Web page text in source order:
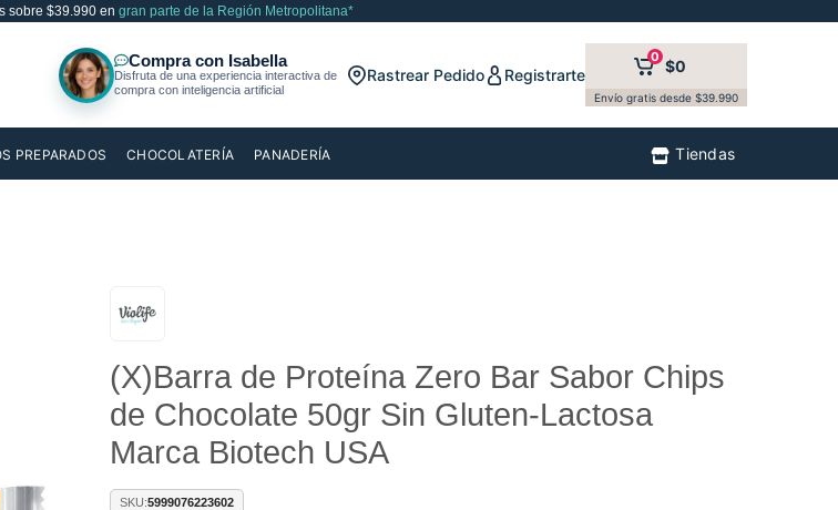
sobre $39.990 en gran parte de la Región Metropolitana*
Rastrear Pedido Registrarte
0 $0
Envío gratis desde $39.990
PREPARADOS CHOCOLATERÍA PANADERÍA Tiendas
(X)Barra de Proteína Zero Bar Sabor Chips
de Chocolate 50gr Sin Gluten-Lactosa
Marca Biotech USA
SKU:5999076223602